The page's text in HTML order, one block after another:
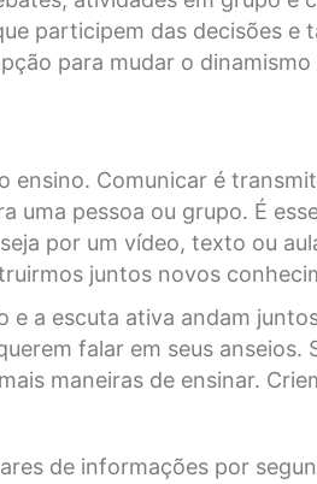
participem das decisões e
para mudar o
ensino. Comunicar é
uma pessoa ou grupo. É
por um vídeo, texto ou
juntos novos
e a escuta ativa andam
falar em seus anseios.
maneiras de ensinar.
de informações por